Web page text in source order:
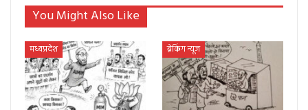
You Might Also Like
मध्यप्रदेश ब्रेकिंग न्यूज